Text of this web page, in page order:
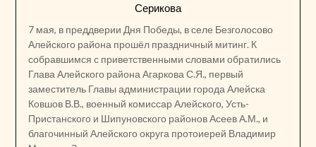
Серикова
7 мая, в преддверии Дня Победы, в селе Безголосово
Алейского района прошёл праздничный митинг. К
собравшимся с приветственными словами обратились
Глава Алейского района Агаркова С.Я., первый
заместитель Главы администрации города Алейска
Ковшов В.В., военный комиссар Алейского, Усть-
Пристанского и Шипуновского районов Асеев А.М., и
благочинный Алейского округа протоиерей Владимир